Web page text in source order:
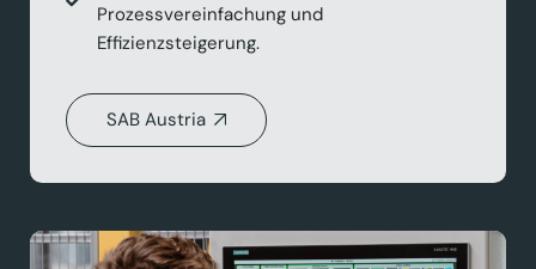
Prozessvereinfachung und
Effizienzsteigerung.
SAB Austria